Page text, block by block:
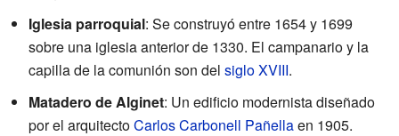
Iglesia parroquial: Se construyó entre 1654 y 1699
sobre una iglesia anterior de 1330. El campanario y la
capilla de la comunión son del siglo XVIII.
Matadero de Alginet: Un edificio modernista diseñado
por el arquitectoCarlos Carbonell Pañellaen 1905.